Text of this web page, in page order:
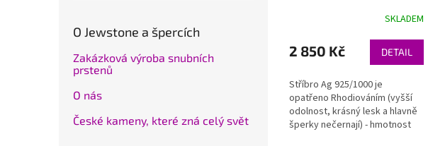
O Jewstone a špercích
Zakázková výroba snubních
prstenů
O nás
České kameny, které zná celý svět
SKLADEM
2 850 Kč DETAIL
Stříbro Ag 925/1000 je
opatřeno Rhodiováním (vyšší
odolnost, krásný lesk a hlavně
šperky nečernají) - hmotnost